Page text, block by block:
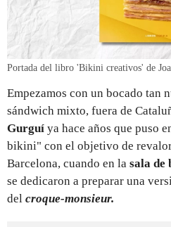
Portada del libro 'Bikini creativos' de
Empezamos con un bocado tan
sándwich mixto, fuera de
Gurguí ya hace años que puso
bikini" con el objetivo de
Barcelona, cuando en la sala de
se dedicaron a preparar una
del croque-monsieur.